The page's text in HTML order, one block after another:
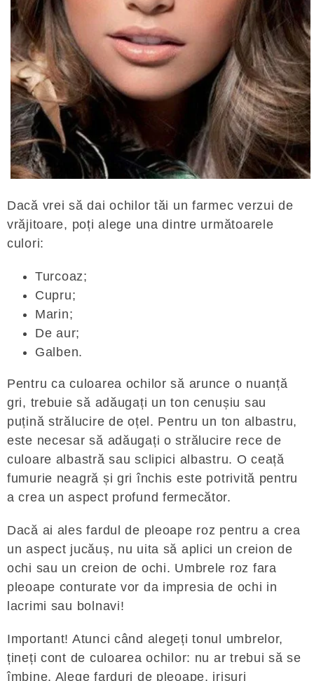
Dacă vrei să dai ochilor tăi un farmec verzui de
vrăjitoare, poți alege una dintre următoarele
culori:
Turcoaz;
Cupru;
Marin;
De aur;
Galben.
Pentru ca culoarea ochilor să arunce o nuanță
gri, trebuie să adăugați un ton cenușiu sau
puțină strălucire de oțel. Pentru un ton albastru,
este necesar să adăugați o strălucire rece de
culoare albastră sau sclipici albastru. O ceață
fumurie neagră și gri închis este potrivită pentru
a crea un aspect profund fermecător.
Dacă ai ales fardul de pleoape roz pentru a crea
un aspect jucăuș, nu uita să aplici un creion de
ochi sau un creion de ochi. Umbrele roz fara
pleoape conturate vor da impresia de ochi in
lacrimi sau bolnavi!
Important! Atunci când alegeți tonul umbrelor,
țineți cont de culoarea ochilor: nu ar trebui să se
îmbine. Alege farduri de pleoape, irisuri